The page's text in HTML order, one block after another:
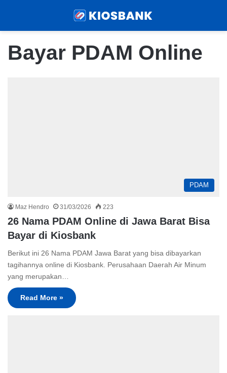
Bayar PDAM Online
PDAM
Maz Hendro 31/03/2026 223
26 Nama PDAM Online di Jawa Barat Bisa
Bayar di Kiosbank
Berikut ini 26 Nama PDAM Jawa Barat yang bisa dibayarkan
tagihannya online di Kiosbank. Perusahaan Daerah Air Minum
yang merupakan…
Read More »